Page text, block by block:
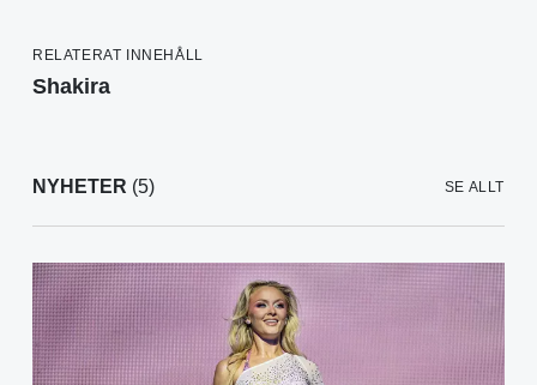
RELATERAT INNEHÅLL
Shakira
NYHETER (5) SE ALLT